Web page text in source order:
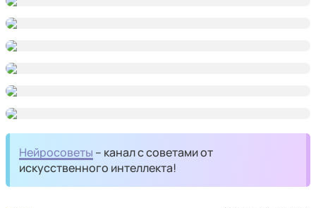
Нейросоветы – канал с советами от
искусственного интеллекта!